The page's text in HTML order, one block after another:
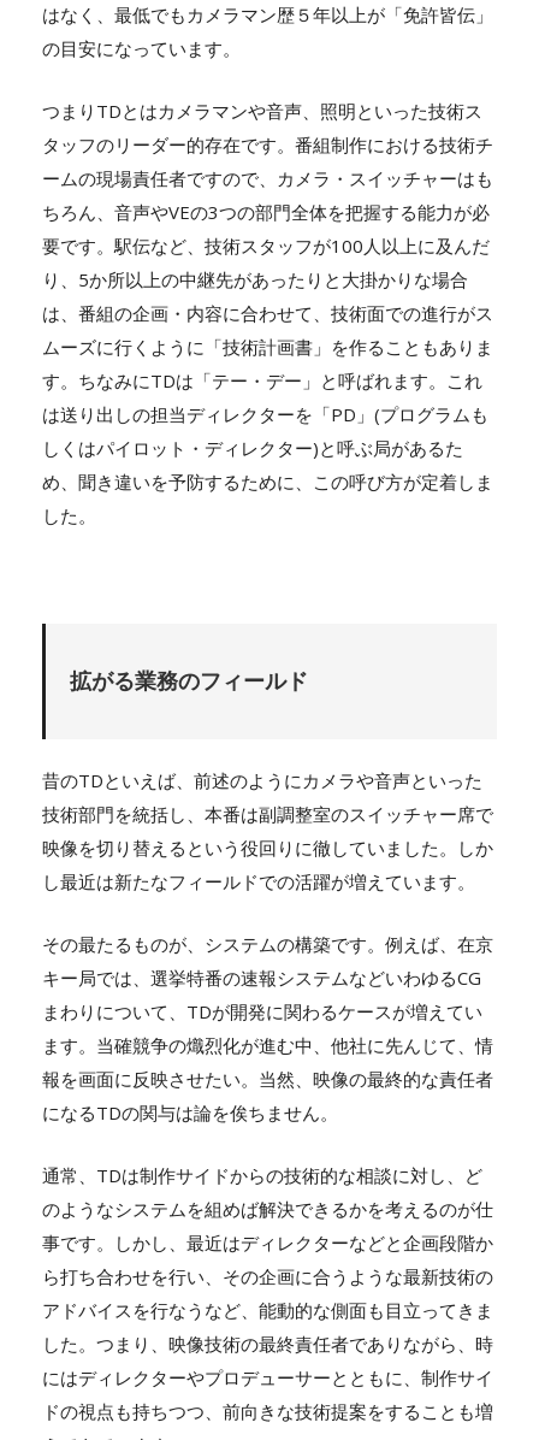
はなく、最低でもカメラマン歴５年以上が「免許皆伝」
の目安になっています。
つまりTDとはカメラマンや音声、照明といった技術ス
タッフのリーダー的存在です。番組制作における技術チ
ームの現場責任者ですので、カメラ・スイッチャーはも
ちろん、音声やVEの3つの部門全体を把握する能力が必
要です。駅伝など、技術スタッフが100人以上に及んだ
り、5か所以上の中継先があったりと大掛かりな場合
は、番組の企画・内容に合わせて、技術面での進行がス
ムーズに行くように「技術計画書」を作ることもありま
す。ちなみにTDは「テー・デー」と呼ばれます。これ
は送り出しの担当ディレクターを「PD」(プログラムも
しくはパイロット・ディレクター)と呼ぶ局があるた
め、聞き違いを予防するために、この呼び方が定着しま
した。
拡がる業務のフィールド
昔のTDといえば、前述のようにカメラや音声といった
技術部門を統括し、本番は副調整室のスイッチャー席で
映像を切り替えるという役回りに徹していました。しか
し最近は新たなフィールドでの活躍が増えています。
その最たるものが、システムの構築です。例えば、在京
キー局では、選挙特番の速報システムなどいわゆるCG
まわりについて、TDが開発に関わるケースが増えてい
ます。当確競争の熾烈化が進む中、他社に先んじて、情
報を画面に反映させたい。当然、映像の最終的な責任者
になるTDの関与は論を俟ちません。
通常、TDは制作サイドからの技術的な相談に対し、ど
のようなシステムを組めば解決できるかを考えるのが仕
事です。しかし、最近はディレクターなどと企画段階か
ら打ち合わせを行い、その企画に合うような最新技術の
アドバイスを行なうなど、能動的な側面も目立ってきま
した。つまり、映像技術の最終責任者でありながら、時
にはディレクターやプロデューサーとともに、制作サイ
ドの視点も持ちつつ、前向きな技術提案をすることも増